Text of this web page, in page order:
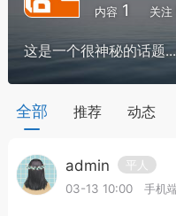
，华夏中医人：家门口
节气气象
内容 1 关注
这是一个很神秘的话题...
全部 推荐 动态
admin
平人
03-13 10:00
手机